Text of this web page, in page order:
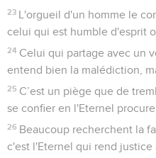
23 L'orgueil d'un homme le
celui qui est humble d'esprit
24 Celui qui partage avec un
entend bien la malédiction,
25 C’est un piège que de
se confier en l'Eternel procure
26 Beaucoup recherchent la
c'est l'Eternel qui rend justice